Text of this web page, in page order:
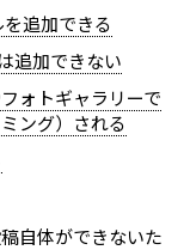
追加できる
追加できない
ォトギャラリーで
ング）される
自体ができないた